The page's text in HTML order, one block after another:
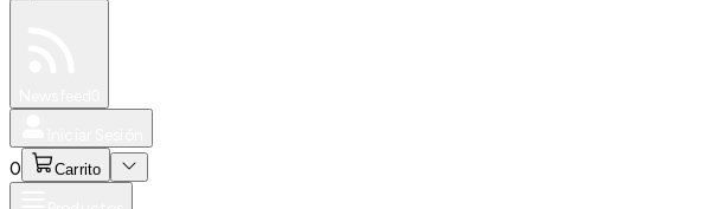
0 Carrito